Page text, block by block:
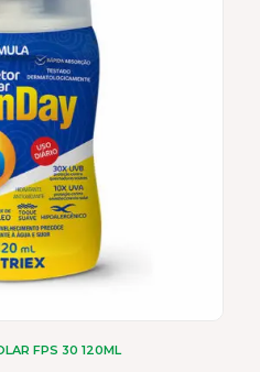
FPS 30 120ML